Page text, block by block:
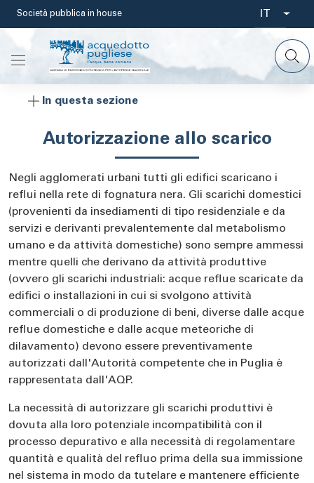
Salta
contenuto
principale
Società pubblica in house
Select
your
IT
In questa sezione
Autorizzazione allo scarico
Negli agglomerati urbani tutti gli edifici scaricano i
reflui nella rete di fognatura nera. Gli scarichi domestici
(provenienti da insediamenti di tipo residenziale e da
servizi e derivanti prevalentemente dal metabolismo
umano e da attività domestiche) sono sempre ammessi
mentre quelli che derivano da attività produttive
(ovvero gli scarichi industriali: acque reflue scaricate da
edifici o installazioni in cui si svolgono attività
commerciali o di produzione di beni, diverse dalle acque
reflue domestiche e dalle acque meteoriche di
dilavamento) devono essere preventivamente
autorizzati dall'Autorità competente che in Puglia è
rappresentata dall'AQP.
La necessità di autorizzare gli scarichi produttivi è
dovuta alla loro potenziale incompatibilità con il
processo depurativo e alla necessità di regolamentare
quantità e qualità del refluo prima della sua immissione
nel sistema in modo da tutelare e mantenere efficiente